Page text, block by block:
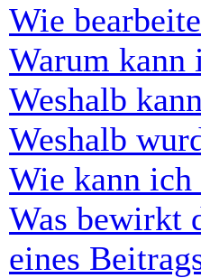
Wie
Warum kann
Weshalb
Weshalb
Wie kann ich
Was bewirkt
eines